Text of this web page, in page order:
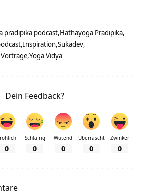
pradipika podcast Hathayoga Pradipika
Inspiration Sukadev
Vorträge Yoga Vidya
Dein Feedback?
0
Schläfrig
0
Wütend
0
Überrascht
0
Zwinker
0